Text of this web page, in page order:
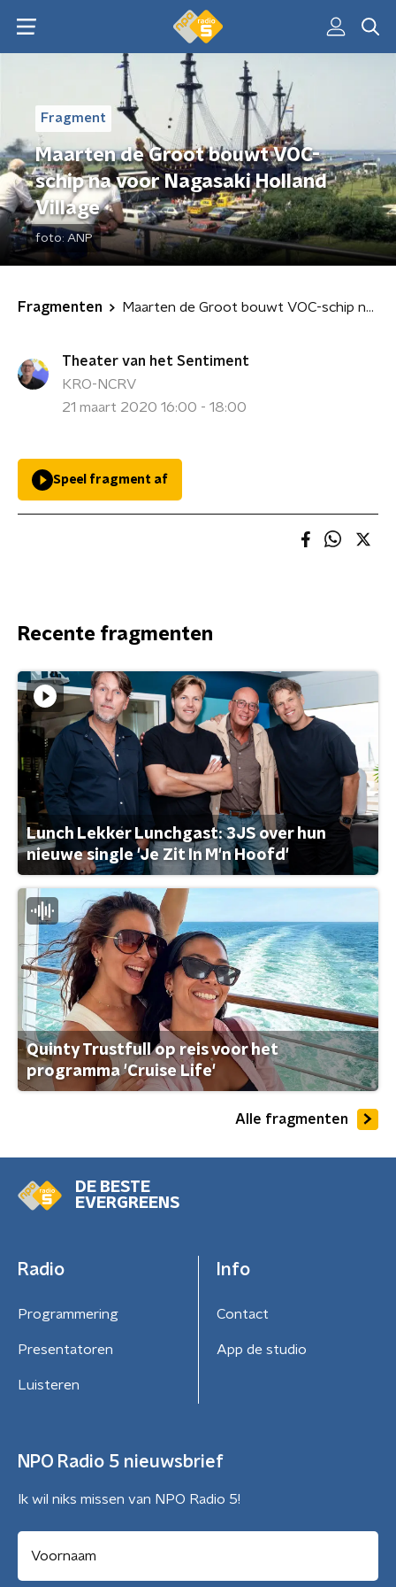
Fragment
Maarten de Groot bouwt VOC-
schip na voor Nagasaki Holland
Village
foto: ANP
Fragmenten Maarten de Groot bouwt VOC-schip na voor Nagasaki Holland Village
Theater van het Sentiment
KRO-NCRV
21 maart 2020 16:00 - 18:00
Speel fragment af
Recente fragmenten
Lunch Lekker Lunchgast: 3JS over hun
nieuwe single 'Je Zit In M'n Hoofd'
Quinty Trustfull op reis voor het
programma 'Cruise Life'
Alle fragmenten
DE BESTE
EVERGREENS
Radio
Programmering
Presentatoren
Luisteren
Info
Contact
App de studio
NPO Radio 5 nieuwsbrief
Ik wil niks missen van NPO Radio 5!